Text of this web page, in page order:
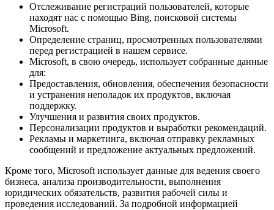
Отслеживание регистраций пользователей, которые
находят нас с помощью Bing, поисковой системы
Microsoft.
Определение страниц, просмотренных пользователями
перед регистрацией в нашем сервисе.
Microsoft, в свою очередь, использует собранные данные
для:
Предоставления, обновления, обеспечения безопасности
и устранения неполадок их продуктов, включая
поддержку.
Улучшения и развития своих продуктов.
Персонализации продуктов и выработки рекомендаций.
Рекламы и маркетинга, включая отправку рекламных
сообщений и предложение актуальных предложений.
Кроме того, Microsoft использует данные для ведения своего
бизнеса, анализа производительности, выполнения
юридических обязательств, развития рабочей силы и
проведения исследований. За подробной информацией